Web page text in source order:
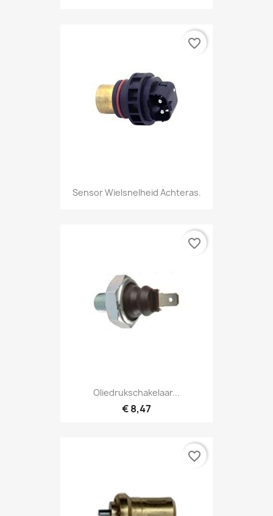
Sensor Wielsnelheid Achteras.
favorite_border
Oliedrukschakelaar...
€ 8,47
favorite_border
favorite_border